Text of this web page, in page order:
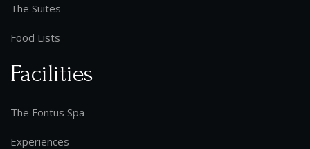
The Suites
Food Lists
Facilities
The Fontus Spa
Experiences